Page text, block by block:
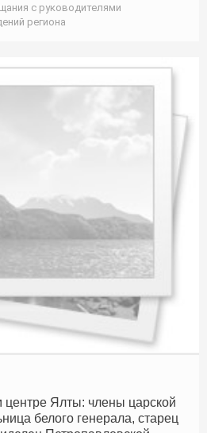
с руководителями
региона
центре Ялты: члены царской
белого генерала, старец